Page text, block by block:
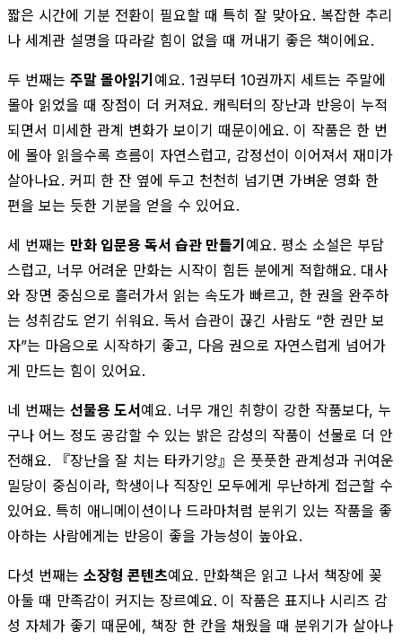
짧은 시간에 기분 전환이 필요할 때 특히 잘 맞아요. 복잡한 추리
나 세계관 설명을 따라갈 힘이 없을 때 꺼내기 좋은 책이에요.
두 번째는 주말 몰아읽기 예요. 1권부터 10권까지 세트는 주말에
몰아 읽었을 때 장점이 더 커져요. 캐릭터의 장난과 반응이 누적
되면서 미세한 관계 변화가 보이기 때문이에요. 이 작품은 한 번
에 몰아 읽을수록 흐름이 자연스럽고, 감정선이 이어져서 재미가
살아나요. 커피 한 잔 옆에 두고 천천히 넘기면 가벼운 영화 한
편을 보는 듯한 기분을 얻을 수 있어요.
세 번째는 만화 입문용 독서 습관 만들기 예요. 평소 소설은 부담
스럽고, 너무 어려운 만화는 시작이 힘든 분에게 적합해요. 대사
와 장면 중심으로 흘러가서 읽는 속도가 빠르고, 한 권을 완주하
는 성취감도 얻기 쉬워요. 독서 습관이 끊긴 사람도 “한 권만 보
자”는 마음으로 시작하기 좋고, 다음 권으로 자연스럽게 넘어가
게 만드는 힘이 있어요.
네 번째는 선물용 도서예요. 너무 개인 취향이 강한 작품보다, 누
구나 어느 정도 공감할 수 있는 밝은 감성의 작품이 선물로 더 안
전해요. 『장난을 잘 치는 타카기양』은 풋풋한 관계성과 귀여운
밀당이 중심이라, 학생이나 직장인 모두에게 무난하게 접근할 수
있어요. 특히 애니메이션이나 드라마처럼 분위기 있는 작품을 좋
아하는 사람에게는 반응이 좋을 가능성이 높아요.
다섯 번째는 소장형 콘텐츠예요. 만화책은 읽고 나서 책장에 꽂
아둘 때 만족감이 커지는 장르예요. 이 작품은 표지나 시리즈 감
성 자체가 좋기 때문에, 책장 한 칸을 채웠을 때 분위기가 살아나